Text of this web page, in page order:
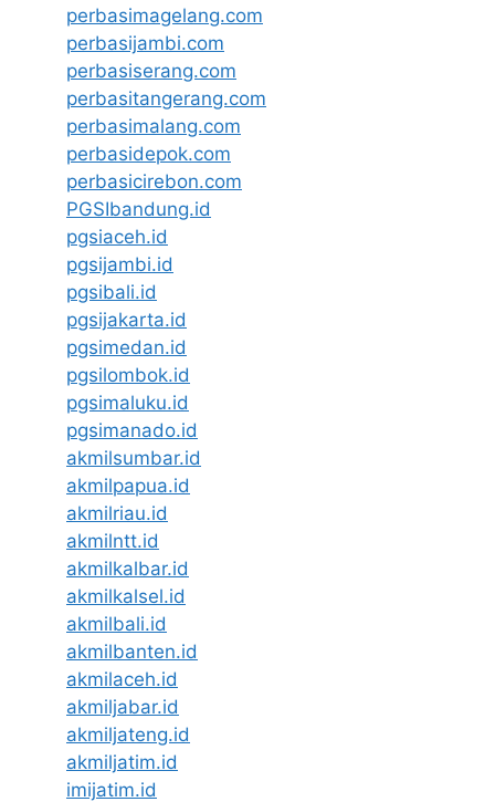
perbasimagelang.com
perbasijambi.com
perbasiserang.com
perbasitangerang.com
perbasimalang.com
perbasidepok.com
perbasicirebon.com
PGSIbandung.id
pgsiaceh.id
pgsijambi.id
pgsibali.id
pgsijakarta.id
pgsimedan.id
pgsilombok.id
pgsimaluku.id
pgsimanado.id
akmilsumbar.id
akmilpapua.id
akmilriau.id
akmilntt.id
akmilkalbar.id
akmilkalsel.id
akmilbali.id
akmilbanten.id
akmilaceh.id
akmiljabar.id
akmiljateng.id
akmiljatim.id
imijatim.id